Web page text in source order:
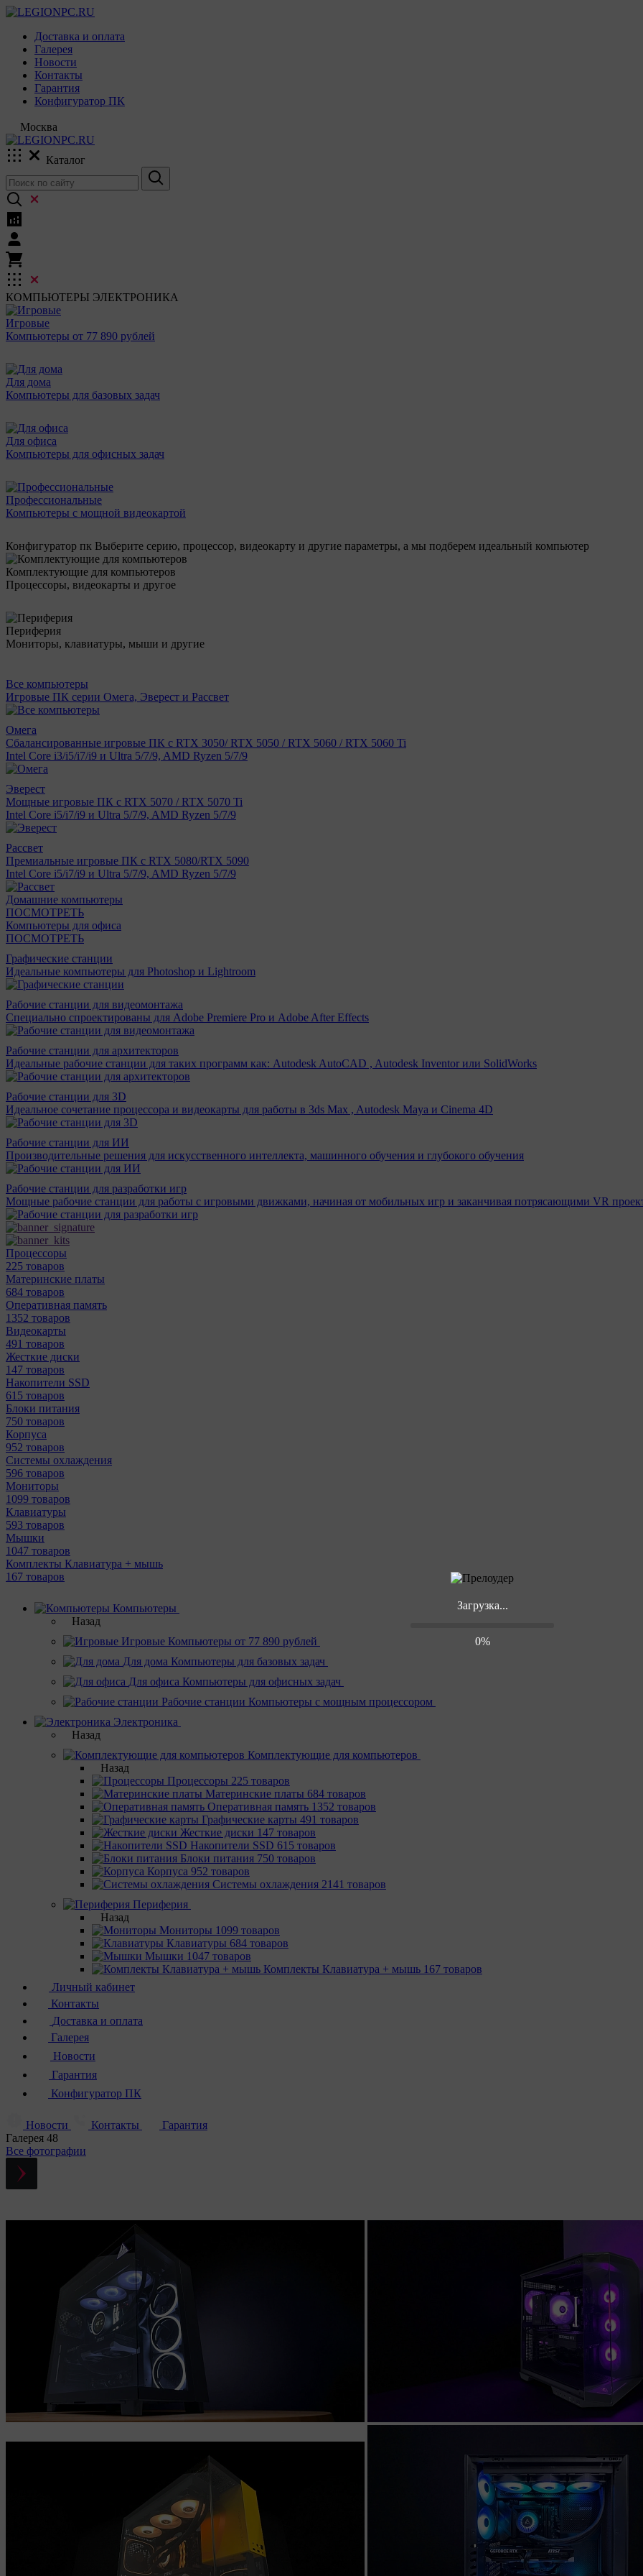
Загрузка...
0%
Доставка и оплата
Галерея
Новости
Контакты
Гарантия
Конфигуратор ПК
Москва
Каталог
КОМПЬЮТЕРЫ ЭЛЕКТРОНИКА
Игровые
Компьютеры от 77 890 рублей
Для дома
Компьютеры для базовых задач
Для офиса
Компьютеры для офисных задач
Профессиональные
Компьютеры с мощной видеокартой
Конфигуратор пк Выберите серию, процессор, видеокарту и другие параметры, а мы подберем идеальный компьютер
Комплектующие для компьютеров
Процессоры, видеокарты и другое
Периферия
Мониторы, клавиатуры, мыши и другие
Все компьютеры
Игровые ПК серии Омега, Эверест и Рассвет
Омега
Сбалансированные игровые ПК с RTX 3050/ RTX 5050 / RTX 5060 / RTX 5060 Ti
Intel Core i3/i5/i7/i9 и Ultra 5/7/9, AMD Ryzen 5/7/9
Эверест
Мощные игровые ПК с RTX 5070 / RTX 5070 Ti
Intel Core i5/i7/i9 и Ultra 5/7/9, AMD Ryzen 5/7/9
Рассвет
Премиальные игровые ПК с RTX 5080/RTX 5090
Intel Core i5/i7/i9 и Ultra 5/7/9, AMD Ryzen 5/7/9
Домашние компьютеры
ПОСМОТРЕТЬ
Компьютеры для офиса
ПОСМОТРЕТЬ
Графические станции
Идеальные компьютеры для Photoshop и Lightroom
Рабочие станции для видеомонтажа
Специально спроектированы для Adobe Premiere Pro и Adobe After Effects
Рабочие станции для архитекторов
Идеальные рабочие станции для таких программ как: Autodesk AutoCAD , Autodesk Inventor или SolidWorks
Рабочие станции для 3D
Идеальное сочетание процессора и видеокарты для работы в 3ds Max , Autodesk Maya и Cinema 4D
Рабочие станции для ИИ
Производительные решения для искусственного интеллекта, машинного обучения и глубокого обучения
Рабочие станции для разработки игр
Мощные рабочие станции для работы с игровыми движками, начиная от мобильных игр и заканчивая потрясающими VR
Процессоры
225 товаров
Материнcкие платы
684 товаров
Оперативная память
1352 товаров
Видеокарты
491 товаров
Жесткие диски
147 товаров
Накопители SSD
615 товаров
Блоки питания
750 товаров
Корпуса
952 товаров
Системы охлаждения
596 товаров
Мониторы
1099 товаров
Клавиатуры
593 товаров
Мышки
1047 товаров
Комплекты Клавиатура + мышь
167 товаров
Компьютеры
Назад
Игровые Компьютеры от 77 890 рублей
Для дома Компьютеры для базовых задач
Для офиса Компьютеры для офисных задач
Рабочие станции Компьютеры с мощным процессором
Электроника
Назад
Комплектующие для компьютеров
Назад
Процессоры 225 товаров
Материнcкие платы 684 товаров
Оперативная память 1352 товаров
Графические карты 491 товаров
Жесткие диски 147 товаров
Накопители SSD 615 товаров
Блоки питания 750 товаров
Корпуса 952 товаров
Системы охлаждения 2141 товаров
Периферия
Назад
Мониторы 1099 товаров
Клавиатуры 684 товаров
Мышки 1047 товаров
Комплекты Клавиатура + мышь 167 товаров
Личный кабинет
Контакты
Доставка и оплата
Галерея
Новости
Гарантия
Конфигуратор ПК
Новости Контакты
Гарантия
Галерея 48
Все фотографии